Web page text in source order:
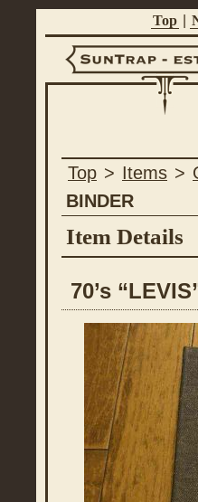
Top
Est.1998
Top > Items >
BINDER
Item Details
70’s